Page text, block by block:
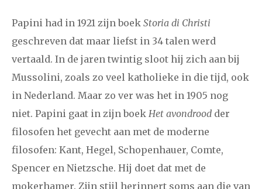
2016
januari februari maart april mei juni juli
december
2015
januari februari maart april juni juli
augustus september oktober november
Papini had in 1921 zijn boek Storia di Christi
geschreven dat maar liefst in 34 talen werd
vertaald. In de jaren twintig sloot hij zich aan bij
Mussolini, zoals zo veel katholieke in die tijd, ook
in Nederland. Maar zo ver was het in 1905 nog
niet. Papini gaat in zijn boek Het avondrood der
filosofen het gevecht aan met de moderne
filosofen: Kant, Hegel, Schopenhauer, Comte,
Spencer en Nietzsche. Hij doet dat met de
mokerhamer. Zijn stijl herinnert soms aan die van